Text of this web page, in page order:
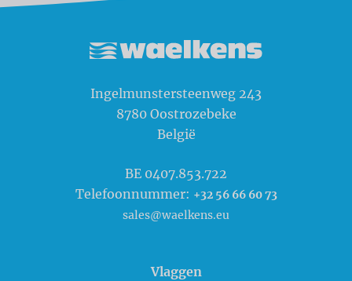
Ingelmunstersteenweg 243
8780 Oostrozebeke
België
BE 0407.853.722
Telefoonnummer: +32 56 66 60 73
sales@waelkens.eu
Vlaggen